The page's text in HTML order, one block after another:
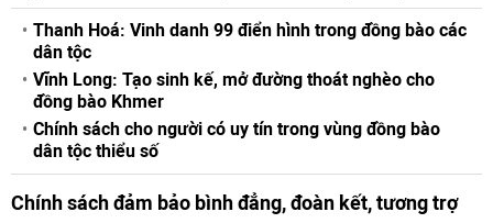
Thanh Hoá: Vinh danh 99 điển hình trong đồng bào các
dân tộc
Vĩnh Long: Tạo sinh kế, mở đường thoát nghèo cho
đồng bào Khmer
Chính sách cho người có uy tín trong vùng đồng bào
dân tộc thiểu số
Chính sách đảm bảo bình đẳng, đoàn kết, tương trợ